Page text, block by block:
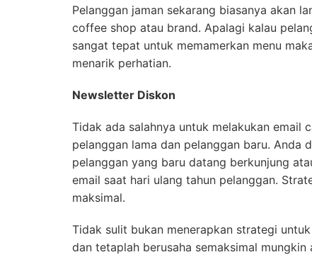
Pelanggan jaman sekarang biasanya akan
coffee shop atau brand. Apalagi kalau
sangat tepat untuk memamerkan menu
menarik perhatian.
Newsletter Diskon
Tidak ada salahnya untuk melakukan email
pelanggan lama dan pelanggan baru. Anda
pelanggan yang baru datang berkunjung
email saat hari ulang tahun pelanggan.
maksimal.
Tidak sulit bukan menerapkan strategi
dan tetaplah berusaha semaksimal